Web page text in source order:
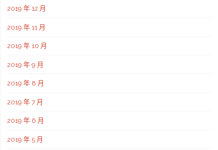
2019 年 12 月
2019 年 11 月
2019 年 10 月
2019 年 9 月
2019 年 8 月
2019 年 7 月
2019 年 6 月
2019 年 5 月